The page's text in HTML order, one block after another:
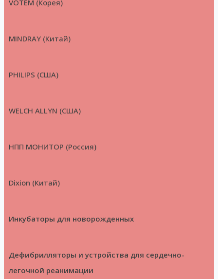
VOTEM (Корея)
MINDRAY (Китай)
PHILIPS (США)
WELCH ALLYN (США)
НПП МОНИТОР (Россия)
Dixion (Китай)
Инкубаторы для новорожденных
Дефибрилляторы и устройства для сердечно-
легочной реанимации